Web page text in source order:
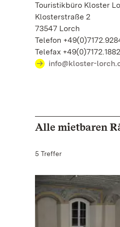
Touristikbüro Kloster
Klosterstraße 2
73547 Lorch
Telefon
Telefax
info@kloster-
Alle mietbaren
5 Treffer